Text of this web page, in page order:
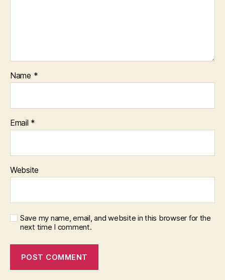
Name *
Email *
Website
Save my name, email, and website in this browser for the
next time I comment.